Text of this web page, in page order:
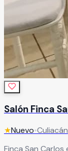
Salón Finca
★Nuevo•Culiacán
Finca San